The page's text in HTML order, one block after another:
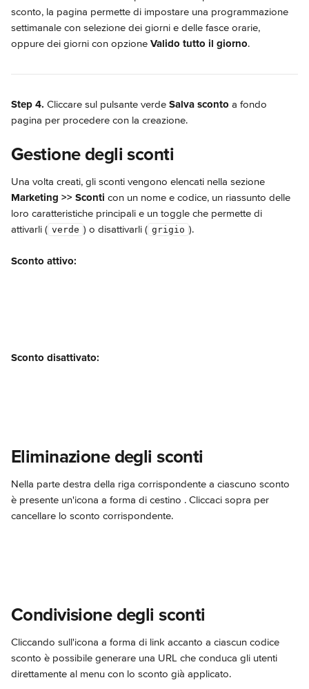
sconto, la pagina permette di impostare una programmazione
settimanale con selezione dei giorni e delle fasce orarie,
oppure dei giorni con opzione Valido tutto il giorno.
Step 4. Cliccare sul pulsante verde Salva sconto a fondo
pagina per procedere con la creazione.
Gestione degli sconti
Una volta creati, gli sconti vengono elencati nella sezione
Marketing >> Sconti con un nome e codice, un riassunto delle
loro caratteristiche principali e un toggle che permette di
attivarli ( verde ) o disattivarli ( grigio ).
Sconto attivo:
Sconto disattivato:
Eliminazione degli sconti
Nella parte destra della riga corrispondente a ciascuno sconto
è presente un'icona a forma di cestino . Cliccaci sopra per
cancellare lo sconto corrispondente.
Condivisione degli sconti
Cliccando sull'icona a forma di link accanto a ciascun codice
sconto è possibile generare una URL che conduca gli utenti
direttamente al menu con lo sconto già applicato.